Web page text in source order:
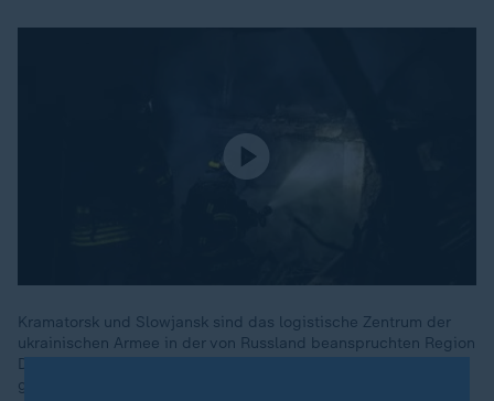
Kramatorsk und Slowjansk sind das logistische Zentrum der
ukrainischen Armee in der von Russland beanspruchten Region
Donezk. Doch die Front ist durch Angriffe Russlands enorm
geschwächt.